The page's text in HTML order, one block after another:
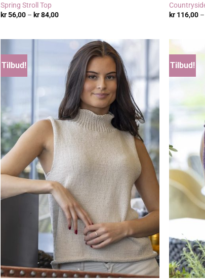
Spring Stroll Top
kr56,00 – kr84,00Prisområde:
kr 116,00 –
Tilbud! Tilbud!